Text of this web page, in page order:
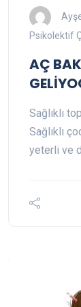
Psikolektif
AÇ
Sağlıklı
Sağlıklı
yeterli ve